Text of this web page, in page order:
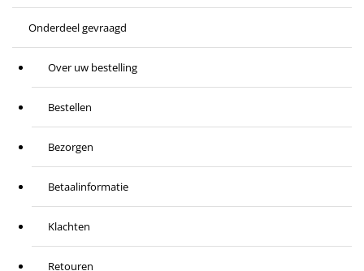
Onderdeel gevraagd
Over uw bestelling
Bestellen
Bezorgen
Betaalinformatie
Klachten
Retouren